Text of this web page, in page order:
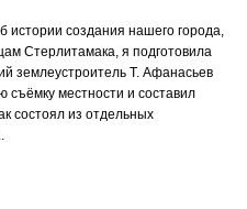
истории создания нашего города,
Стерлитамака, я подготовила
землеустроитель Т. Афанасьев
съёмку местности и составил
состоял из отдельных